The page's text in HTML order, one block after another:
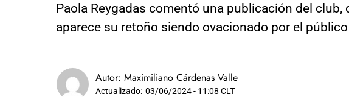
Paola Reygadas comentó una publicación del club,
aparece su retoño siendo ovacionado por el
Autor: Maximiliano Cárdenas Valle
Actualizado: 03/06/2024 - 11:08 CLT